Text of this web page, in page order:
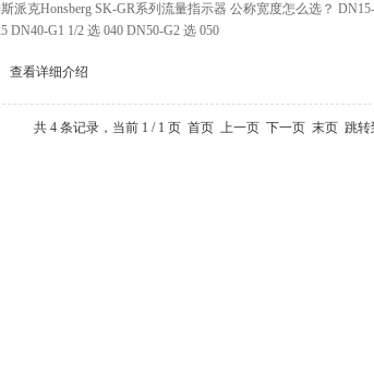
派克Honsberg SK-GR系列流量指示器 公称宽度怎么选？
DN40-G1 1/2 选 040 DN50-G2 选 050
查看详细介绍
共 4 条记录，当前 1 / 1 页 首页 上一页 下一页 末页 跳转